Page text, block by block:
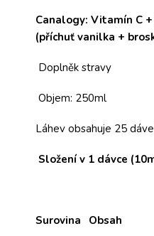
Canalogy: Vitamín C
(příchuť vanilka +
Doplněk stravy
Objem: 250ml
Láhev obsahuje 25
Složení v 1 dávce
Surovina Obsah